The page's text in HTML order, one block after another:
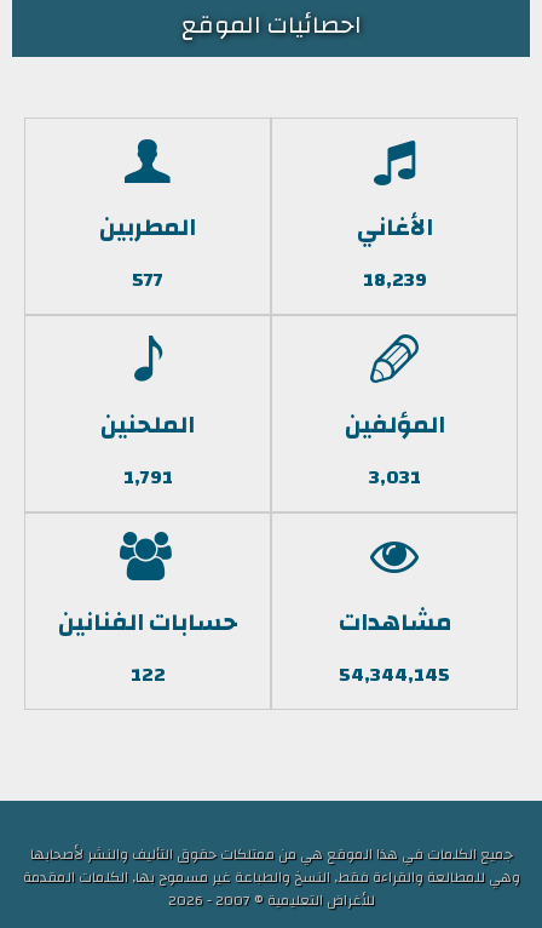
احصائيات الموقع
الأغاني
18,239
المطربين
577
المؤلفين
3,031
الملحنين
1,791
مشاهدات
54,344,145
حسابات الفنانين
122
جميع الكلمات في هذا الموقع هي من ممتلكات حقوق التأليف والنشر لأصحابها
وهي للمطالعة والقراءة فقط, النسخ والطباعة غير مسموح بها, الكلمات المقدمة
للأغراض التعليمية © 2007 - 2026